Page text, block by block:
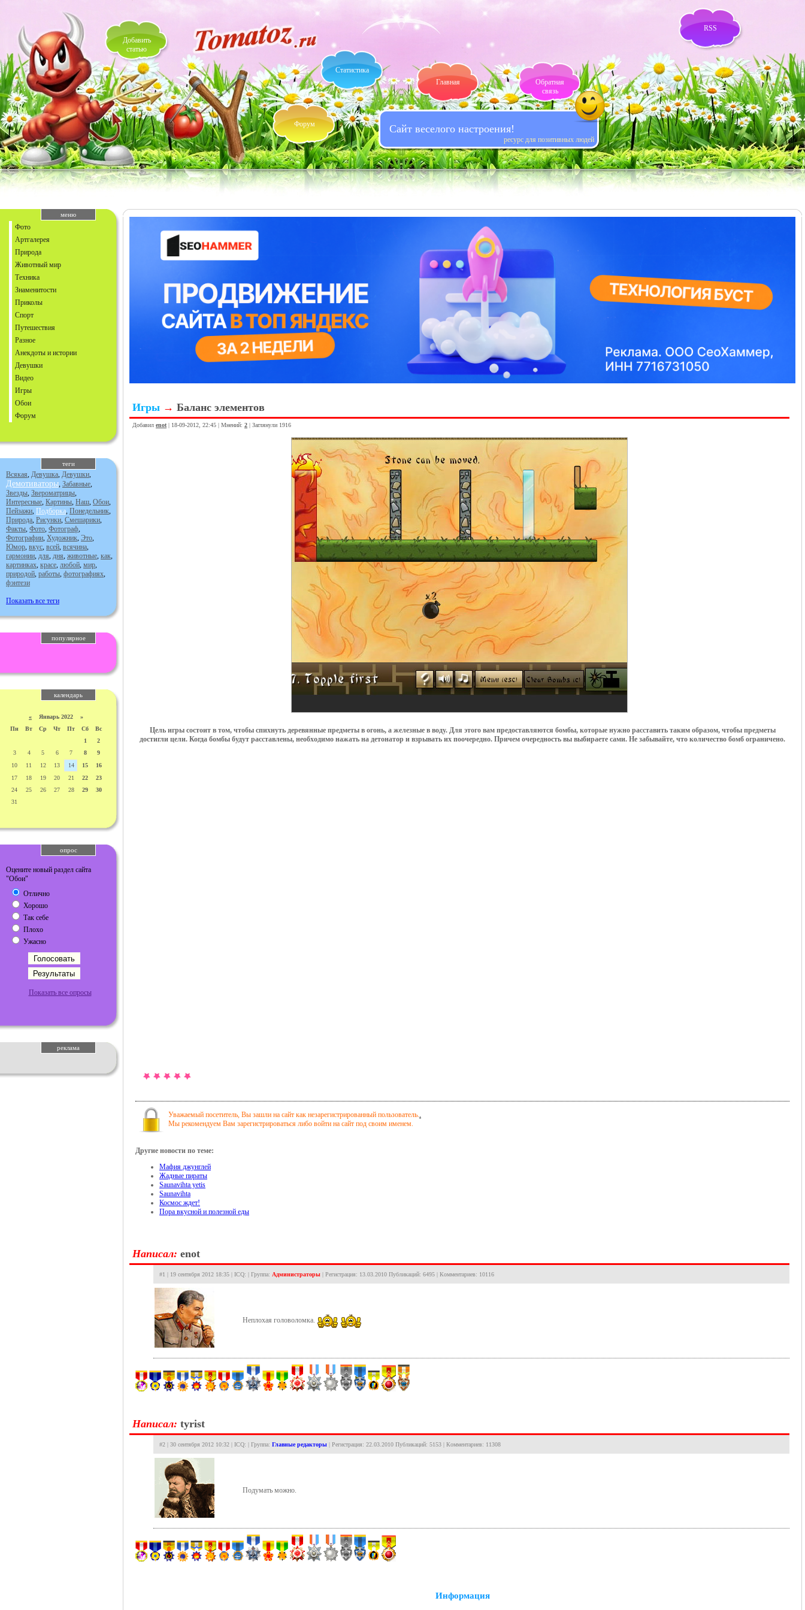
Сайт веселого настроения!
ресурс для позитивных людей
Добавить
статью
Главная
Форум
Статистика
RSS
Обратная
связь
меню
Фото
Артгалерея
Природа
Животный мир
Техника
Знаменитости
Приколы
Спорт
Путешествия
Разное
Анекдоты и истории
Девушки
Видео
Игры
Обои
Форум
теги
Всякая, Девушка, Девушки,
Демотиваторы, Забавные,
Звезды, Звероматрицы,
Интересные, Картины, Наш, Обои,
Пейзажи, Подборка, Понедельник,
Природа, Рисунки, Смешарики,
Факты, Фото, Фотограф,
Фотографии, Художник, Это,
Юмор, вкус, всей, всячина,
гармонии, для, дня, животные, как,
картинках, красе, любой, мир,
природой, работы, фотографиях,
фэнтези
Показать все теги
популярное
календарь
« Январь 2022 »
Пн
Вт Ср Чт Пт Сб
Вс
1
2
3
4 5 6 7 8
9
10
11 12 13 14 15
16
17
18 19 20 21 22
23
24
25 26 27 28 29
30
31
опрос
Оцените новый раздел сайта
"Обои"
Отлично
Хорошо
Так себе
Плохо
Ужасно
Показать все опросы
реклама
Игры → Баланс элементов
Добавил enot | 18-09-2012, 22:45 | Мнений: 2 | Заглянули 1916
Цель игры состоит в том, чтобы спихнуть деревянные предметы в огонь, а железные в воду. Для этого вам предоставляются бомбы, которые нужно расставить таким образом, чтобы предметы
достигли цели. Когда бомбы будут расставлены, необходимо нажать на детонатор и взрывать их поочередно. Причем очередность вы выбираете сами. Не забывайте, что количество бомб ограничено.
Уважаемый посетитель, Вы зашли на сайт как незарегистрированный пользователь..
Мы рекомендуем Вам зарегистрироваться либо войти на сайт под своим именем.
Другие новости по теме:
Мафия джунглей
Жадные пираты
Saunavihta yetis
Saunavihta
Космос ждет!
Пора вкусной и полезной еды
Hаписал: enot
#1 | 19 сентября 2012 18:35 | ICQ: | Группа: Администраторы | Регистрация: 13.03.2010 Публикаций: 6495 | Комментариев: 10116
Неплохая головоломка.
Hаписал: tyrist
#2 | 30 сентября 2012 10:32 | ICQ: | Группа: Главные редакторы | Регистрация: 22.03.2010 Публикаций: 5153 | Комментариев: 11308
Подумать можно.
Информация